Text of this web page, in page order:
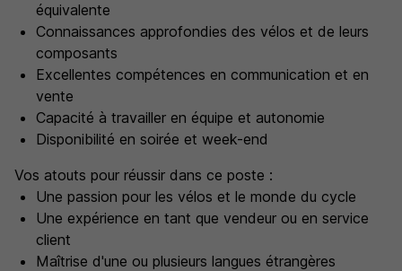
équivalente
Connaissances approfondies des vélos et de leurs
composants
Excellentes compétences en communication et en
vente
Capacité à travailler en équipe et autonomie
Disponibilité en soirée et week-end
Vos atouts pour réussir dans ce poste :
Une passion pour les vélos et le monde du cycle
Une expérience en tant que vendeur ou en service
client
Maîtrise d'une ou plusieurs langues étrangères